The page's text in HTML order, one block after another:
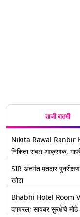
ताजी बातमी
Nikita Rawal Ranbir
निकिता रावल आक्रमक, माफी
SIR अंतर्गत मतदार
खोटा
Bhabhi Hotel Room
व्हायरल; सायबर सुरक्षेचे